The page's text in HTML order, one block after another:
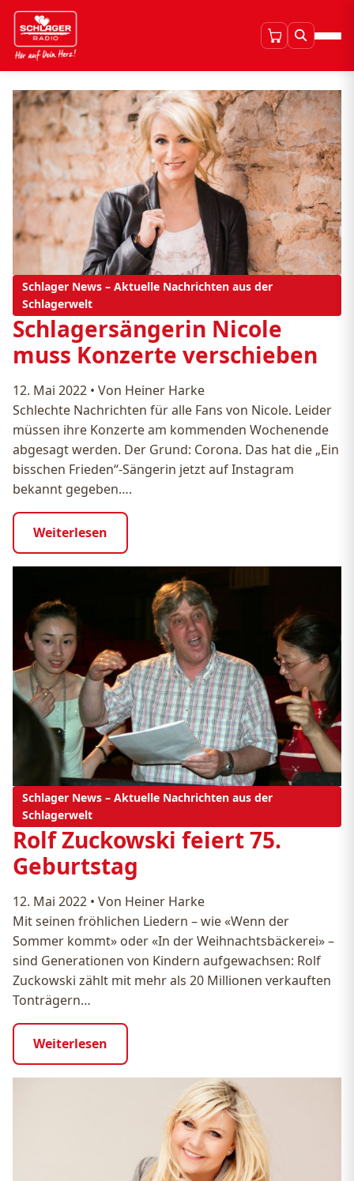
Schlager News – Aktuelle Nachrichten aus der
Schlagerwelt
Schlagersängerin Nicole
muss Konzerte verschieben
12. Mai 2022 • Von Heiner Harke
Schlechte Nachrichten für alle Fans von Nicole. Leider
müssen ihre Konzerte am kommenden Wochenende
abgesagt werden. Der Grund: Corona. Das hat die „Ein
bisschen Frieden“-Sängerin jetzt auf Instagram
bekannt gegeben….
Weiterlesen
Schlager News – Aktuelle Nachrichten aus der
Schlagerwelt
Rolf Zuckowski feiert 75.
Geburtstag
12. Mai 2022 • Von Heiner Harke
Mit seinen fröhlichen Liedern – wie «Wenn der
Sommer kommt» oder «In der Weihnachtsbäckerei» –
sind Generationen von Kindern aufgewachsen: Rolf
Zuckowski zählt mit mehr als 20 Millionen verkauften
Tonträgern…
Weiterlesen